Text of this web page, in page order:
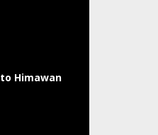
Himawan